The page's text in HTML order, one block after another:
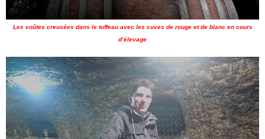
Les voûtes creusées dans le tuffeau avec les cuves de rouge et de blanc en cours
d’élevage